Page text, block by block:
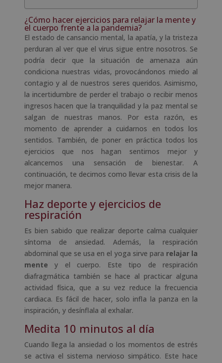
¿Cómo hacer ejercicios para relajar la mente y
el cuerpo frente a la pandemia?
El estado de cansancio mental, la apatía, y la tristeza
perduran al ver que el virus sigue entre nosotros. Se
podría decir que la situación de amenaza aún
condiciona nuestras vidas, provocándonos miedo al
contagio y al de nuestros seres queridos. Asimismo,
la incertidumbre de perder el trabajo o recibir menos
ingresos hacen que la tranquilidad y la paz mental se
salgan de nuestras manos. Por esta razón, es
momento de aprender a cuidarnos en todos los
sentidos. También, de poner en práctica todos los
ejercicios que nos hagan sentirnos mejor y
alcancemos una sensación de bienestar. A
continuación, te decimos como llevar esta crisis de la
mejor manera.
Haz deporte y ejercicios de
respiración
Es bien sabido que realizar deporte calma cualquier
síntoma de ansiedad. Además, la respiración
abdominal que se usa en el yoga sirve para relajar la
mente y el cuerpo. Este tipo de respiración
diafragmática también se hace al practicar alguna
actividad física, que a su vez reduce la frecuencia
cardiaca. Es fácil de hacer, solo infla la panza en la
inspiración, y desínflala al exhalar.
Medita 10 minutos al día
Cuando llega la ansiedad o los momentos de estrés
se activa el sistema nervioso simpático. Este hace